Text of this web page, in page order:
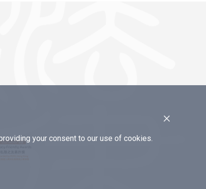
×
your consent to our use of cookies.